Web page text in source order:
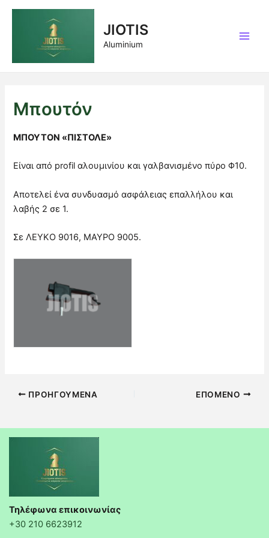
Μετάβαση
περιεχόμενο
JIOTIS
Aluminium
Μπουτόν
ΜΠΟΥΤΟΝ «ΠΙΣΤΟΛΕ»
Είναι από profil αλουμινίου και γαλβανισμένο πύρο Φ10.
Αποτελεί ένα συνδυασμό ασφάλειας επαλλήλου και
λαβής 2 σε 1.
Σε ΛΕΥΚΟ 9016, ΜΑΥΡΟ 9005.
ΠλοήγησηΠΡΟΗΓΟΎΜΕΝΑ ΕΠΌΜΕΝΟ
Τηλέφωνα επικοινωνίας
+30 210 6623912